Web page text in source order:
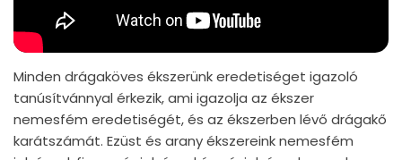
Minden drágaköves ékszerünk eredetiséget igazoló
tanúsítvánnyal érkezik, ami igazolja az ékszer
nemesfém eredetiségét, és az ékszerben lévő drágakő
karátszámát. Ezüst és arany ékszereink nemesfém